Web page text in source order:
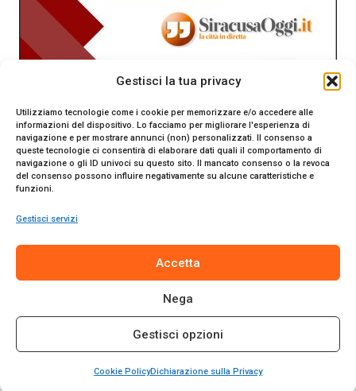
Gestisci la tua privacy
Utilizziamo tecnologie come i cookie per memorizzare e/o accedere alle
informazioni del dispositivo. Lo facciamo per migliorare l'esperienza di
navigazione e per mostrare annunci (non) personalizzati. Il consenso a
queste tecnologie ci consentirà di elaborare dati quali il comportamento di
navigazione o gli ID univoci su questo sito. Il mancato consenso o la revoca
del consenso possono influire negativamente su alcune caratteristiche e
funzioni.
Gestisci servizi
Accetta
Nega
Gestisci opzioni
Cookie PolicyDichiarazione sulla Privacy
Tribunale di Siracusa. Direttore responsabile Gianni Catania.
Editore Promo Italia s.r.l.
© 2024 Promo Italia S.r.l. Tutti i diritti riservati. | Sito web
realizzato daWeb-Arte.it
Cookie Policy|Termini e Condizioni